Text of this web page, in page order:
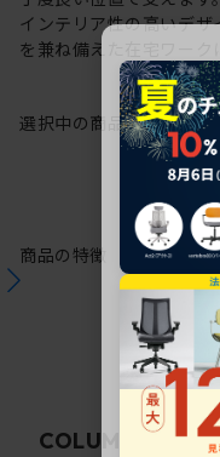
インテリア性の高いデ
を兼ね備えた在宅ワーク
選択中の商品情報保証注
商品の特徴
COLUMN 関連コ